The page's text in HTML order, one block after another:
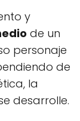
y
de un
personaje
de
la
desarrolle.